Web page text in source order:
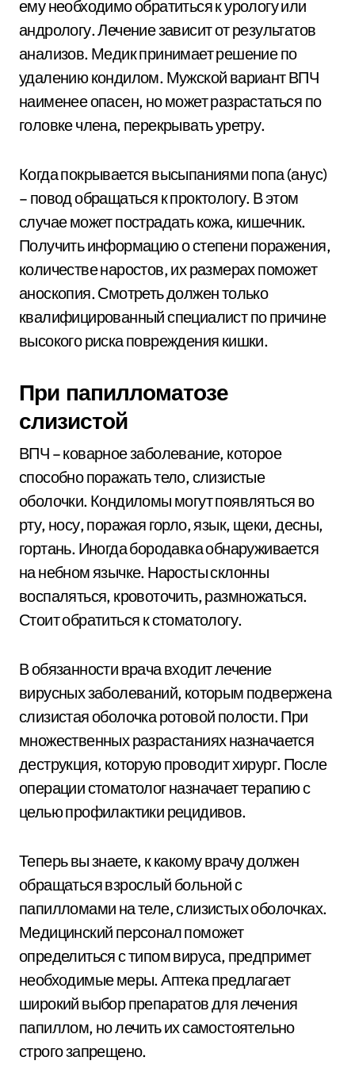
ему необходимо обратиться к урологу или
андрологу. Лечение зависит от результатов
анализов. Медик принимает решение по
удалению кондилом. Мужской вариант ВПЧ
наименее опасен, но может разрастаться по
головке члена, перекрывать уретру.
Когда покрывается высыпаниями попа (анус)
– повод обращаться к проктологу. В этом
случае может пострадать кожа, кишечник.
Получить информацию о степени поражения,
количестве наростов, их размерах поможет
аноскопия. Смотреть должен только
квалифицированный специалист по причине
высокого риска повреждения кишки.
При папилломатозе
слизистой
ВПЧ – коварное заболевание, которое
способно поражать тело, слизистые
оболочки. Кондиломы могут появляться во
рту, носу, поражая горло, язык, щеки, десны,
гортань. Иногда бородавка обнаруживается
на небном язычке. Наросты склонны
воспаляться, кровоточить, размножаться.
Стоит обратиться к стоматологу.
В обязанности врача входит лечение
вирусных заболеваний, которым подвержена
слизистая оболочка ротовой полости. При
множественных разрастаниях назначается
деструкция, которую проводит хирург. После
операции стоматолог назначает терапию с
целью профилактики рецидивов.
Теперь вы знаете, к какому врачу должен
обращаться взрослый больной с
папилломами на теле, слизистых оболочках.
Медицинский персонал поможет
определиться с типом вируса, предпримет
необходимые меры. Аптека предлагает
широкий выбор препаратов для лечения
папиллом, но лечить их самостоятельно
строго запрещено.